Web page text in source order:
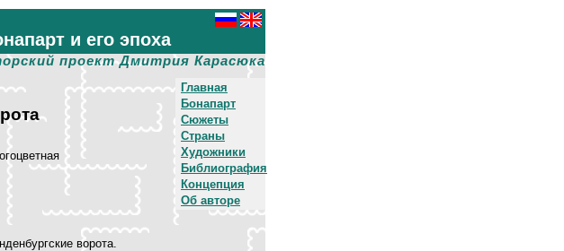
и его эпоха
проект Дмитрия Карасюка
Главная
Бонапарт
Сюжеты
Страны
Художники
Библиография
Концепция
Об авторе
ворота.